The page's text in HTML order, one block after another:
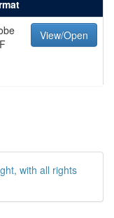
View/Open
with all rights